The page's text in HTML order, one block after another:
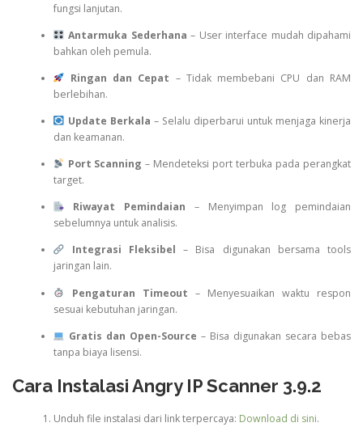
fungsi lanjutan.
Antarmuka Sederhana – User interface mudah dipahami
bahkan oleh pemula.
Ringan dan Cepat – Tidak membebani CPU dan RAM
berlebihan.
Update Berkala – Selalu diperbarui untuk menjaga kinerja
dan keamanan.
Port Scanning – Mendeteksi port terbuka pada perangkat
target.
Riwayat Pemindaian – Menyimpan log pemindaian
sebelumnya untuk analisis.
Integrasi Fleksibel – Bisa digunakan bersama tools
jaringan lain.
Pengaturan Timeout – Menyesuaikan waktu respon
sesuai kebutuhan jaringan.
Gratis dan Open-Source – Bisa digunakan secara bebas
tanpa biaya lisensi.
Cara Instalasi Angry IP Scanner 3.9.2
Unduh file instalasi dari link terpercaya: Download di sini.